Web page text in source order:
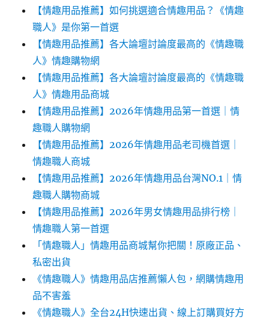
【情趣用品推薦】如何挑選適合情趣用品？《情趣
職人》是你第一首選
【情趣用品推薦】各大論壇討論度最高的《情趣職
人》情趣購物網
【情趣用品推薦】各大論壇討論度最高的《情趣職
人》情趣用品商城
【情趣用品推薦】2026年情趣用品第一首選｜情
趣職人購物網
【情趣用品推薦】2026年情趣用品老司機首選｜
情趣職人商城
【情趣用品推薦】2026年情趣用品台灣NO.1｜情
趣職人購物商城
【情趣用品推薦】2026年男女情趣用品排行榜｜
情趣職人第一首選
「情趣職人」情趣用品商城幫你把關！原廠正品、
私密出貨
《情趣職人》情趣用品店推薦懶人包，網購情趣用
品不害羞
《情趣職人》全台24H快速出貨、線上訂購買好方